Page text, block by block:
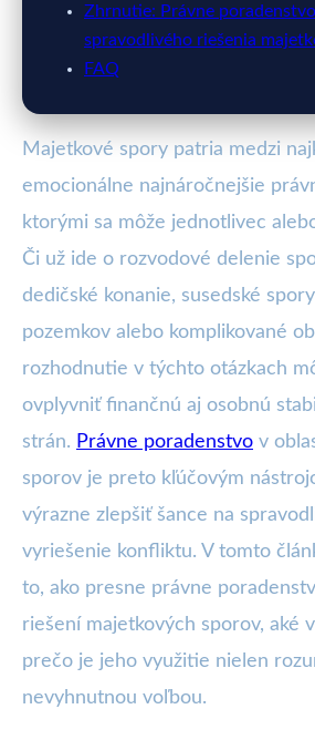
Zhrnutie: Právne
spravodlivého riešenia
FAQ
Majetkové spory patria medzi
emocionálne najnáročnejšie
ktorými sa môže jednotlivec
Či už ide o rozvodové delenie
dedičské konanie, susedské
pozemkov alebo komplikované
rozhodnutie v týchto otázkach
ovplyvniť finančnú aj osobnú
strán. Právne poradenstvo v
sporov je preto kľúčovým
výrazne zlepšiť šance na
vyriešenie konfliktu. V tomto
to, ako presne právne
riešení majetkových sporov, aké
prečo je jeho využitie nielen
nevyhnutnou voľbou.